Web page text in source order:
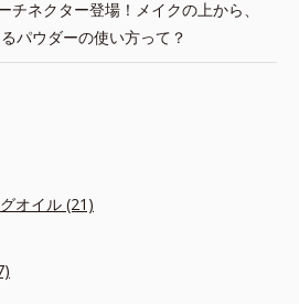
チネクター登場！メイクの上から、
パウダーの使い方って？
オイル (21)